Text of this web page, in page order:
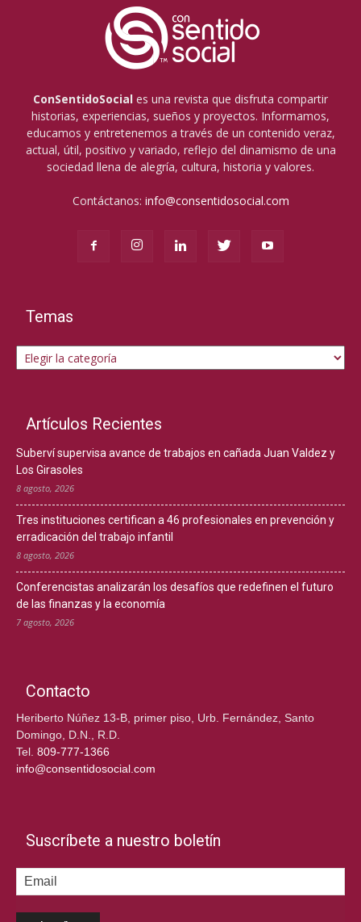
ConSentidoSocial es una revista que disfruta compartir
historias, experiencias, sueños y proyectos. Informamos,
educamos y entretenemos a través de un contenido veraz,
actual, útil, positivo y variado, reflejo del dinamismo de una
sociedad llena de alegría, cultura, historia y valores.
Contáctanos: info@consentidosocial.com
Temas
Temas
Artículos Recientes
Suberví supervisa avance de trabajos en cañada Juan Valdez y
Los Girasoles
8 agosto, 2026
Tres instituciones certifican a 46 profesionales en prevención y
erradicación del trabajo infantil
8 agosto, 2026
Conferencistas analizarán los desafíos que redefinen el futuro
de las finanzas y la economía
7 agosto, 2026
Contacto
Heriberto Núñez 13-B, primer piso, Urb. Fernández, Santo
Domingo, D.N., R.D.
Tel. 809-777-1366
info@consentidosocial.com
Suscríbete a nuestro boletín